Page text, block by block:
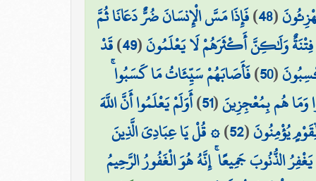
(
48
)فَإِذَا مَسَّ الْإِنسَانَ ضُرٌّ دَعَانَا ثُمَّ
فِتْنَةٌ وَلَٰكِنَّ أَكْثَرَهُمْ لَا يَعْلَمُونَ(
49
)قَدْ
(
50
)فَأَصَابَهُمْ سَيِّئَاتُ مَا كَسَبُوا ۚ
وَمَا هُم بِمُعْجِزِينَ(
51
)أَوَلَمْ يَعْلَمُوا أَنَّ اللَّهَ
يُؤْمِنُونَ(
52
)۞ قُلْ يَا عِبَادِيَ الَّذِينَ
الذُّنُوبَ جَمِيعًا ۚ إِنَّهُ هُوَ الْغَفُورُ الرَّحِيمُ